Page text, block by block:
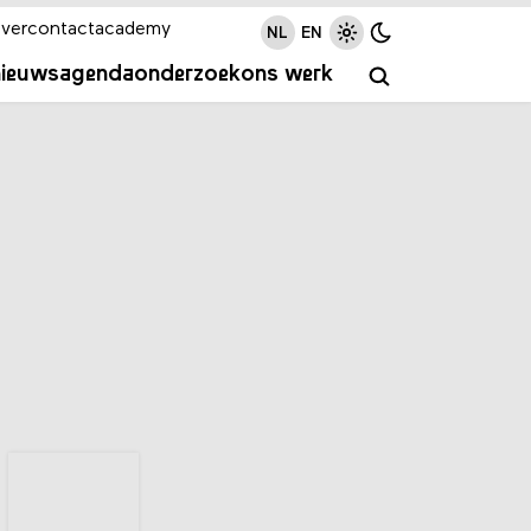
agendaonderzoekons werk
contactacademy NL EN